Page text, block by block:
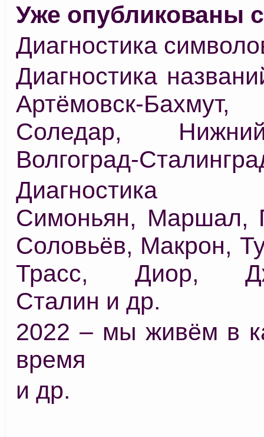
Уже опубликованы
Диагностика
Диагностика
Артёмовск-Бахмут,
Соледар,
Волгоград-
Диагностика
Симоньян, Маршал,
Соловьёв, Макрон,
Трасс, Диор,
Сталин и др.
2022 – мы живём в
время
и др.